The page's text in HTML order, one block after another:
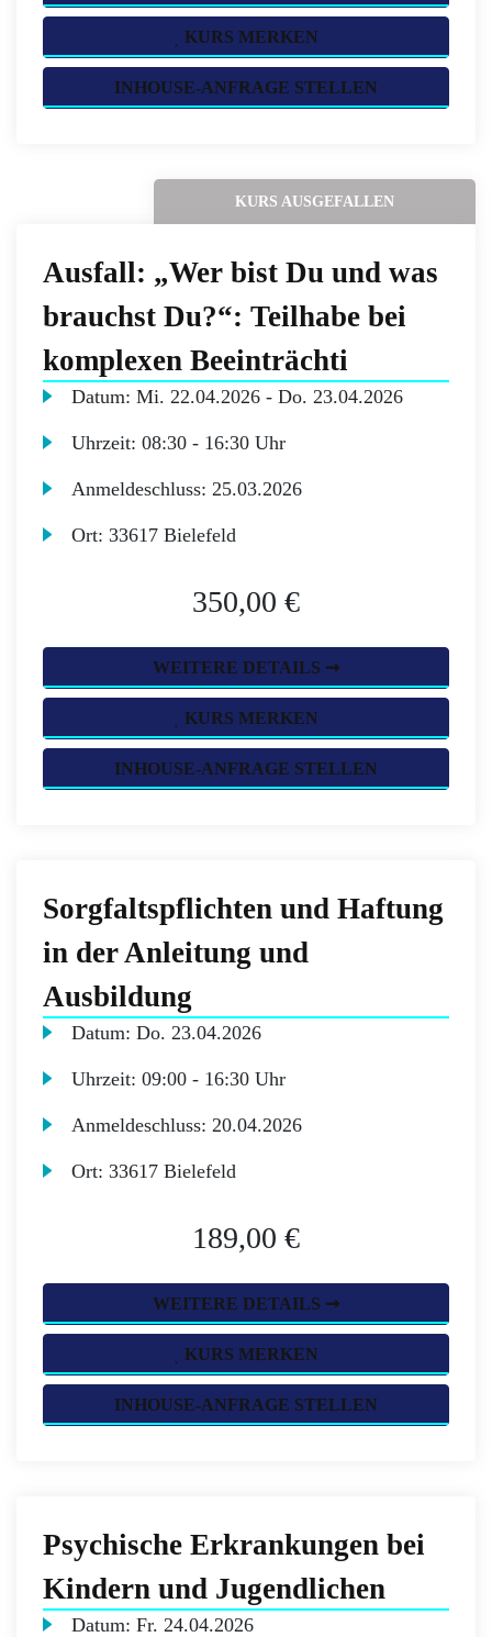
KURS MERKEN
INHOUSE-ANFRAGE STELLEN
KURS AUSGEFALLEN
Ausfall: „Wer bist Du und was
brauchst Du?“: Teilhabe bei
komplexen Beeinträchti
Datum:Mi. 22.04.2026 -Do. 23.04.2026
Uhrzeit:08:30 - 16:30 Uhr
Anmeldeschluss:25.03.2026
Ort:33617 Bielefeld
350,00 €
WEITERE DETAILS ➞
KURS MERKEN
INHOUSE-ANFRAGE STELLEN
Sorgfaltspflichten und Haftung
in der Anleitung und
Ausbildung
Datum:Do. 23.04.2026
Uhrzeit:09:00 - 16:30 Uhr
Anmeldeschluss:20.04.2026
Ort:33617 Bielefeld
189,00 €
WEITERE DETAILS ➞
KURS MERKEN
INHOUSE-ANFRAGE STELLEN
Psychische Erkrankungen bei
Kindern und Jugendlichen
Datum:Fr. 24.04.2026